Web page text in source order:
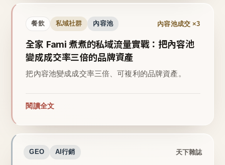
餐飲 私域社群 內容池 內容池成交 ×3
全家 Fami 煮煮的私域流量實戰：把內容池
變成成交率三倍的品牌資產
把內容池變成成交率三倍、可複利的品牌資產。
閱讀全文
GEO AI行銷 天下雜誌